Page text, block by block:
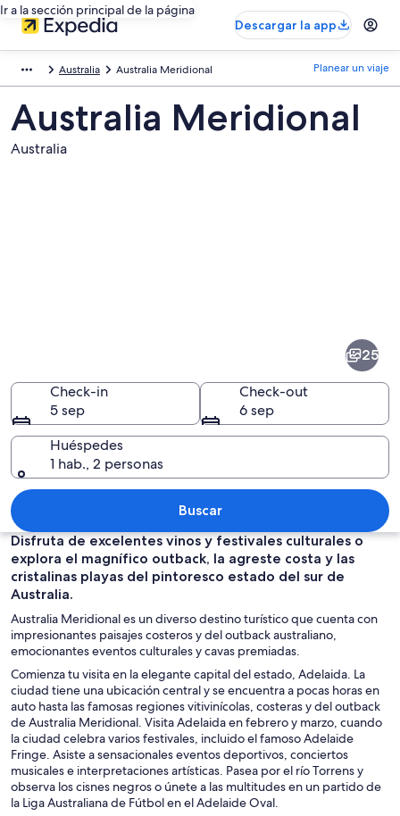
Ir a la sección principal de la página
Descargar la app
Australia Australia Meridional Planear un viaje
Australia Meridional
Australia
Paisaje costero con playa de arena,
25
Check-in
5 sep
Check-out
6 sep
Huéspedes
1 hab., 2 personas
Buscar
Disfruta de excelentes vinos y festivales culturales o
explora el magnífico outback, la agreste costa y las
cristalinas playas del pintoresco estado del sur de
Australia.
Australia Meridional es un diverso destino turístico que cuenta con
impresionantes paisajes costeros y del outback australiano,
emocionantes eventos culturales y cavas premiadas.
Comienza tu visita en la elegante capital del estado, Adelaida. La
ciudad tiene una ubicación central y se encuentra a pocas horas en
auto hasta las famosas regiones vitivinícolas, costeras y del outback
de Australia Meridional. Visita Adelaida en febrero y marzo, cuando
la ciudad celebra varios festivales, incluido el famoso Adelaide
Fringe. Asiste a sensacionales eventos deportivos, conciertos
musicales e interpretaciones artísticas. Pasea por el río Torrens y
observa los cisnes negros o únete a las multitudes en un partido de
la Liga Australiana de Fútbol en el Adelaide Oval.